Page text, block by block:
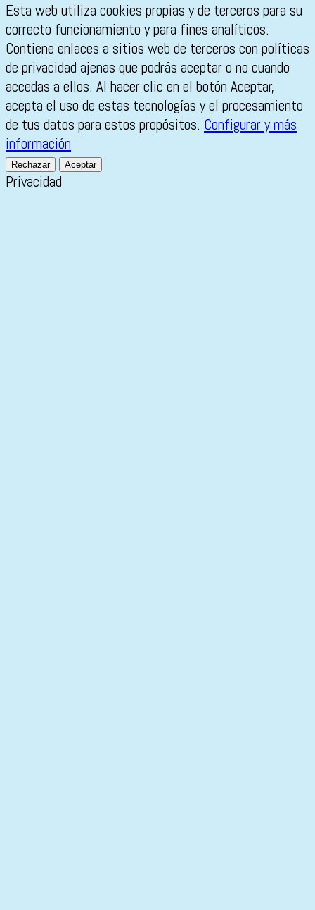
Esta web utiliza cookies propias y de terceros para su
correcto funcionamiento y para fines analíticos.
Contiene enlaces a sitios web de terceros con políticas
de privacidad ajenas que podrás aceptar o no cuando
accedas a ellos. Al hacer clic en el botón Aceptar,
acepta el uso de estas tecnologías y el procesamiento
de tus datos para estos propósitos. Configurar y más
información
Rechazar Aceptar
Privacidad